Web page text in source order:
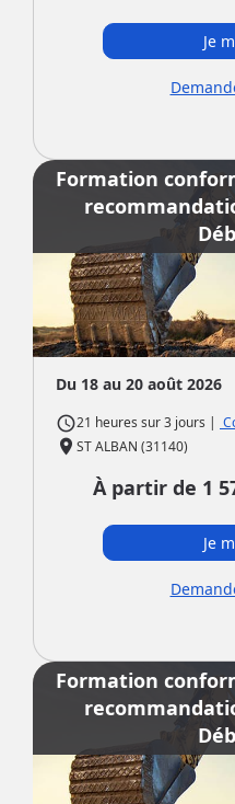
Je
Formation
Du 18 au 20 août 2026
access_time21 heures sur3 jours |
place ST ALBAN (31140)
À partir de 1
Je
Formation